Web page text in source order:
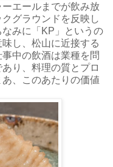
エールまでが飲み放
グラウンドを反映し
みに「KP」というの
し、松山に近接する
中の飲酒は業種を問
り、料理の質とプロ
、このあたりの価値